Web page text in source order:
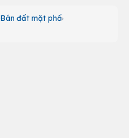
Bán đất mặt phố